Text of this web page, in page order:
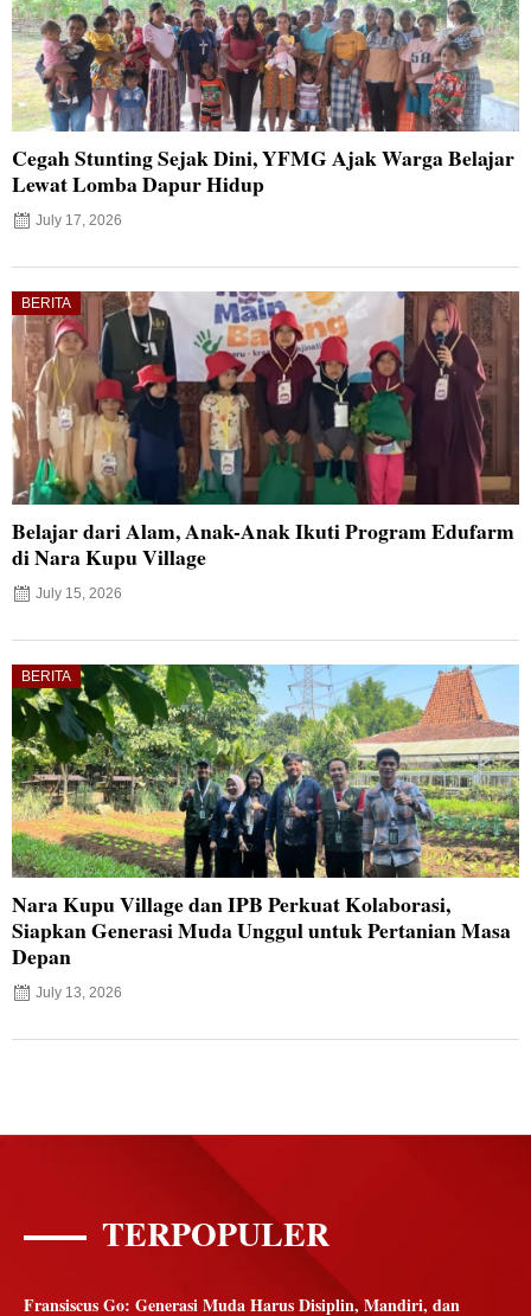
Cegah Stunting Sejak Dini, YFMG Ajak Warga Belajar
Lewat Lomba Dapur Hidup
July 17, 2026
BERITA
Belajar dari Alam, Anak-Anak Ikuti Program Edufarm
di Nara Kupu Village
July 15, 2026
BERITA
Nara Kupu Village dan IPB Perkuat Kolaborasi,
Siapkan Generasi Muda Unggul untuk Pertanian Masa
Depan
July 13, 2026
TERPOPULER
Fransiscus Go: Generasi Muda Harus Disiplin, Mandiri, dan